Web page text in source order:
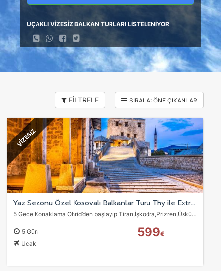
UÇAKLI VİZESİZ BALKAN TURLARI LİSTELENİYOR
FİLTRELE
VİZESİZ
Yaz Sezonu Özel Kosovalı Balkanlar Turu Thy ile Extra Turlar ve Akşam Yemekleri Dahil 5 Gece OHD-SJJ
5 Gece Konaklama Ohrid’den başlayıp Tiran,İşkodra,Prizren,Üsküp,Belgrad ve Saraybosna’ya uzanan uçaklı Balkanlar turu. THY uçuşları,Mostar,Blagaj,Poçitelj gezileri…
5 Gün
Ucak
599€